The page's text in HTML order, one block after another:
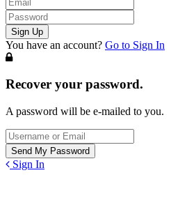
You have an account? Go to Sign In
Recover your password.
A password will be e-mailed to you.
Sign In